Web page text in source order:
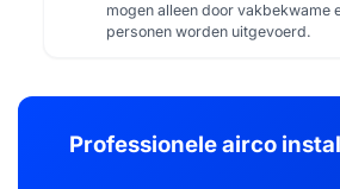
mogen alleen door vakbekwame
personen worden uitgevoerd.
Professionele airco